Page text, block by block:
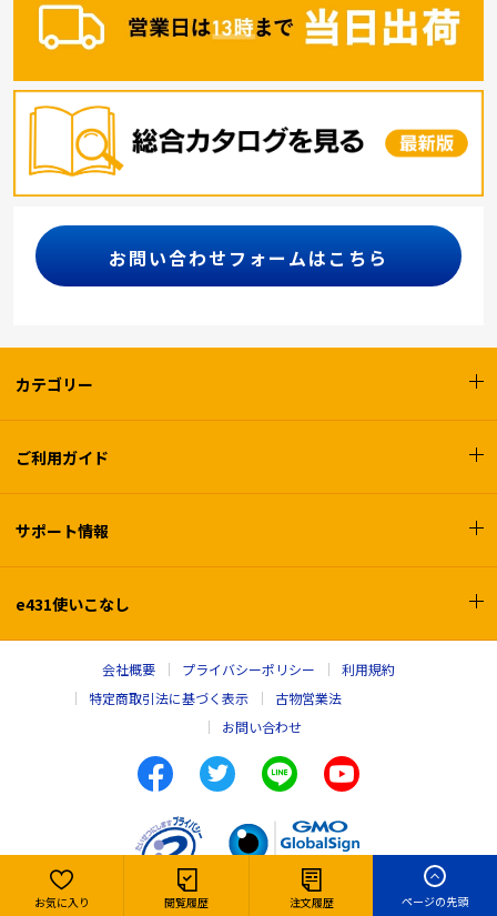
お気に入り 閲覧履歴 注文履歴 ページの先頭
お問い合わせフォームはこちら
カテゴリー
ご利用ガイド
サポート情報
e431使いこなし
会社概要 プライバシーポリシー
利用規約
特定商取引法に基づく表示
古物営業法
お問い合わせ